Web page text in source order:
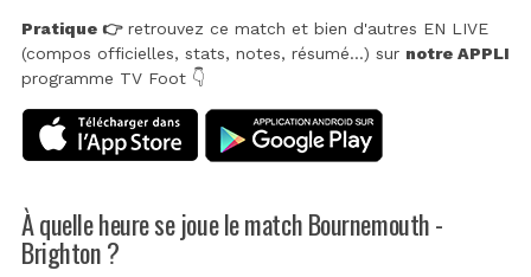
Pratique 👉retrouvez ce match et bien d'autres EN LIVE
(compos officielles, stats, notes, résumé...) sur notre APPLI
programme TV Foot 👇
À quelle heure se joue le match Bournemouth -
Brighton ?